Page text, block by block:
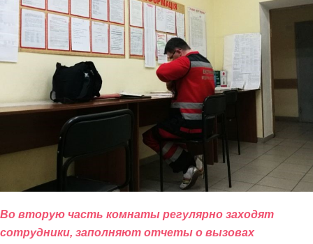
Во вторую часть комнаты регулярно заходят
сотрудники, заполняют отчеты о вызовах